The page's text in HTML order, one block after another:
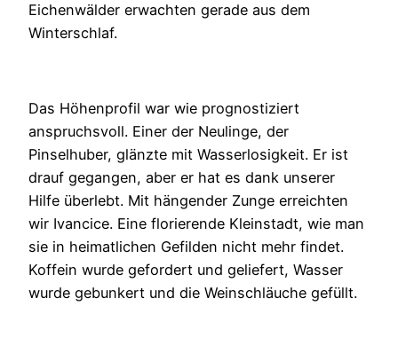
Eichenwälder erwachten gerade aus dem
Winterschlaf.
Das Höhenprofil war wie prognostiziert
anspruchsvoll. Einer der Neulinge, der
Pinselhuber, glänzte mit Wasserlosigkeit. Er ist
drauf gegangen, aber er hat es dank unserer
Hilfe überlebt. Mit hängender Zunge erreichten
wir Ivancice. Eine florierende Kleinstadt, wie man
sie in heimatlichen Gefilden nicht mehr findet.
Koffein wurde gefordert und geliefert, Wasser
wurde gebunkert und die Weinschläuche gefüllt.